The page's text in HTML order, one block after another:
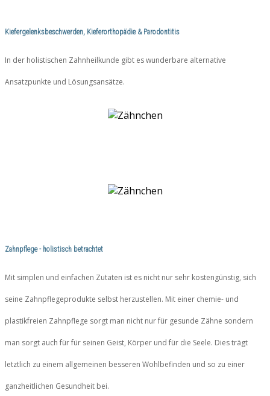
Kiefergelenksbeschwerden, Kieferorthopädie & Parodontitis
In der holistischen Zahnheilkunde gibt es wunderbare alternative
Ansatzpunkte und Lösungsansätze.
Zahnpflege - holistisch betrachtet
Mit simplen und einfachen Zutaten ist es nicht nur sehr kostengünstig, sich
seine Zahnpflegeprodukte selbst herzustellen. Mit einer chemie- und
plastikfreien Zahnpflege sorgt man nicht nur für gesunde Zähne sondern
man sorgt auch für für seinen Geist, Körper und für die Seele. Dies trägt
letztlich zu einem allgemeinen besseren Wohlbefinden und so zu einer
ganzheitlichen Gesundheit bei.